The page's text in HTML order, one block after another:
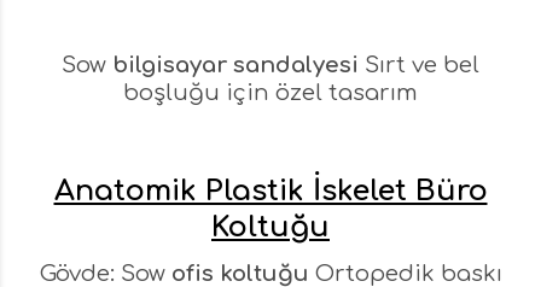
Sow bilgisayar sandalyesi Sırt ve bel
boşluğu için özel tasarım
Anatomik Plastik İskelet Büro
Koltuğu
Gövde: Sow ofis koltuğu Ortopedik baskı